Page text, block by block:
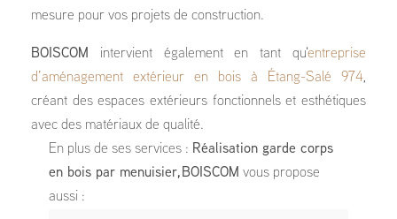
mesure pour vos projets de construction.
BOISCOM intervient également en tant qu'entreprise
d’aménagement extérieur en bois à Étang-Salé 974,
créant des espaces extérieurs fonctionnels et esthétiques
avec des matériaux de qualité.
En plus de ses services : Réalisation garde corps
en bois par menuisier, BOISCOM vous propose
aussi :